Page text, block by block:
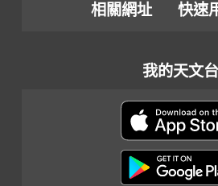
相關網址
快速
我的天文台